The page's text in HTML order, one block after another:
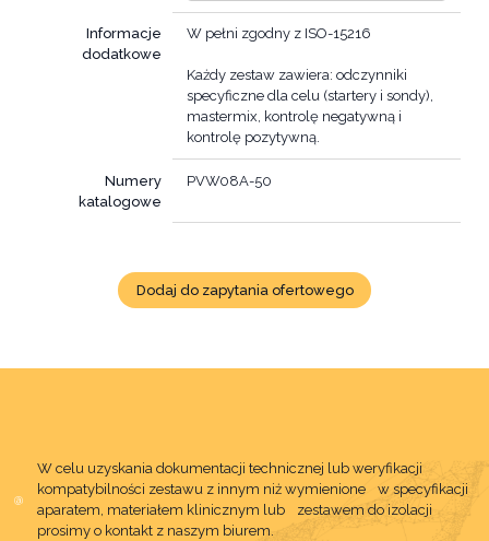
Informacje
dodatkowe
W pełni zgodny z ISO-15216
Każdy zestaw zawiera: odczynniki
specyficzne dla celu (startery i sondy),
mastermix, kontrolę negatywną i
kontrolę pozytywną.
Numery
katalogowe
PVW08A-50
Dodaj do zapytania ofertowego
W celu uzyskania dokumentacji technicznej lub weryfikacji
kompatybilności zestawu z innym niż wymienione w specyfikacji
aparatem, materiałem klinicznym lub zestawem do izolacji
prosimy o kontakt z naszym biurem.